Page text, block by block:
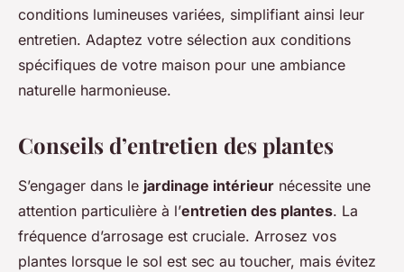
conditions lumineuses variées, simplifiant ainsi leur
entretien. Adaptez votre sélection aux conditions
spécifiques de votre maison pour une ambiance
naturelle harmonieuse.
Conseils d’entretien des plantes
S’engager dans le jardinage intérieur nécessite une
attention particulière à l’entretien des plantes. La
fréquence d’arrosage est cruciale. Arrosez vos
plantes lorsque le sol est sec au toucher, mais évitez